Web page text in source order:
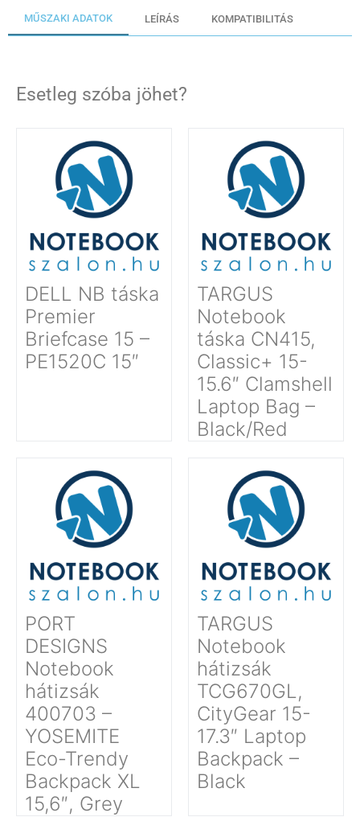
MŰSZAKI ADATOK LEÍRÁS KOMPATIBILITÁS
Esetleg szóba jöhet?
DELL NB táska
Premier
Briefcase 15 –
PE1520C 15″
TARGUS
Notebook
táska CN415,
Classic+ 15-
15.6″ Clamshell
Laptop Bag –
Black/Red
PORT
DESIGNS
Notebook
hátizsák
400703 –
YOSEMITE
Eco-Trendy
Backpack XL
15,6″, Grey
TARGUS
Notebook
hátizsák
TCG670GL,
CityGear 15-
17.3″ Laptop
Backpack –
Black